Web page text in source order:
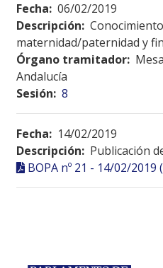
Fecha: 06/02/2019
Descripción:
maternidad/paternidad y
Órgano tramitador:
Andalucía
Sesión: 8
Fecha: 14/02/2019
Descripción: Publicación
BOPA nº 21 - 14/02/2019